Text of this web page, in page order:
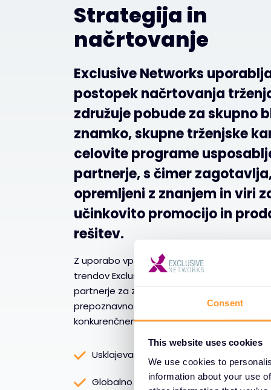
Consent
This website uses cookies
We use cookies to
information about your use
Strategija in
načrtovanje
Exclusive Networks
postopek načrtovanja
združuje pobude za skupno
znamko, skupne trženjske
celovite programe
partnerje, s čimer
opremljeni z znanjem in viri
učinkovito promocijo in
rešitev.
Z uporabo vpogledov na podlagi podatkov
trendov Exclusive Networks strateško
partnerje za zajemanje novih priložnosti,
prepoznavnosti blagovne znamke in
konkurenčnem okolju kibernetske varnosti.
Usklajevanje strategije prodajalcev
Globalno sodelovanje z lokalnim